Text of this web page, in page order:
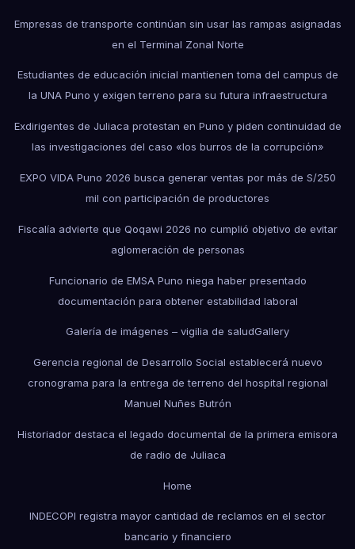
Empresas de transporte continúan sin usar las rampas asignadas
en el Terminal Zonal Norte
Estudiantes de educación inicial mantienen toma del campus de
la UNA Puno y exigen terreno para su futura infraestructura
Exdirigentes de Juliaca protestan en Puno y piden continuidad de
las investigaciones del caso «los burros de la corrupción»
EXPO VIDA Puno 2026 busca generar ventas por más de S/250
mil con participación de productores
Fiscalía advierte que Qoqawi 2026 no cumplió objetivo de evitar
aglomeración de personas
Funcionario de EMSA Puno niega haber presentado
documentación para obtener estabilidad laboral
Galería de imágenes – vigilia de saludGallery
Gerencia regional de Desarrollo Social establecerá nuevo
cronograma para la entrega de terreno del hospital regional
Manuel Nuñes Butrón
Historiador destaca el legado documental de la primera emisora
de radio de Juliaca
Home
INDECOPI registra mayor cantidad de reclamos en el sector
bancario y financiero